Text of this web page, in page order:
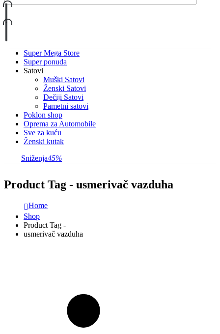
Super Mega Store
Super ponuda
Satovi
Muški Satovi
Ženski Satovi
Dečiji Satovi
Pametni satovi
Poklon shop
Oprema za Automobile
Sve za kuću
Ženski kutak
Sniženja45%
Product Tag - usmerivač vazduha
Home
Shop
Product Tag -
usmerivač vazduha